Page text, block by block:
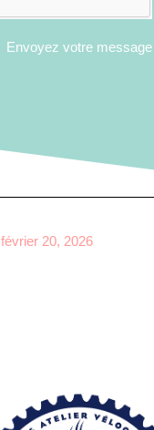
Envoyez votre message
février 20, 2026